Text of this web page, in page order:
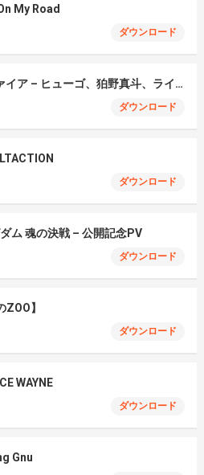
My Road
ダウンロード
モエチャッカファイア – ヒューゴ、狛野真斗、ライト、セヴェリアン (Cover )
ダウンロード
ダウンロード
ム 魂の決戦 – 公開記念PV
ダウンロード
】
ダウンロード
WAYNE
ダウンロード
Gnu